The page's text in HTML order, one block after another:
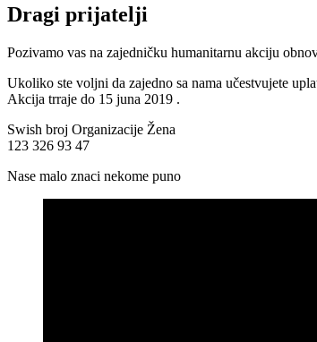
Dragi prijatelji
Pozivamo vas na zajedničku humanitarnu akciju
Ukoliko ste voljni da zajedno sa nama učestvujete
Akcija trraje do 15 juna 2019 .
Swish broj Organizacije Žena
123 326 93 47
Nase malo znaci nekome puno